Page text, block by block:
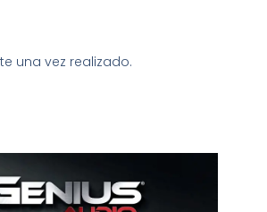
una vez realizado.